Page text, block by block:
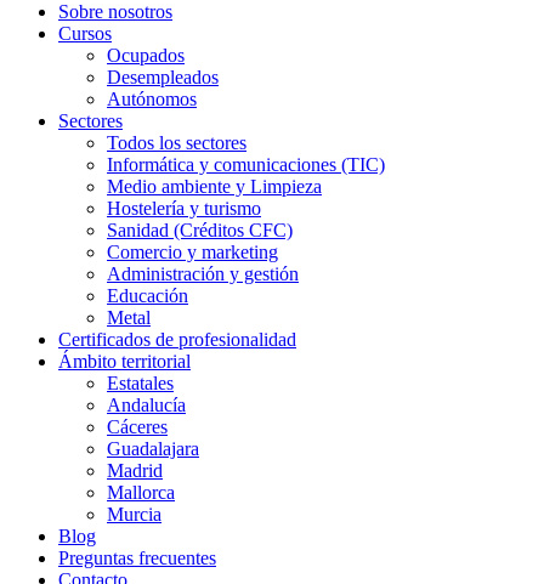
Sobre nosotros
Cursos
Ocupados
Desempleados
Autónomos
Sectores
Todos los sectores
Informática y comunicaciones (TIC)
Medio ambiente y Limpieza
Hostelería y turismo
Sanidad (Créditos CFC)
Comercio y marketing
Administración y gestión
Educación
Metal
Certificados de profesionalidad
Ámbito territorial
Estatales
Andalucía
Cáceres
Guadalajara
Madrid
Mallorca
Murcia
Blog
Preguntas frecuentes
Contacto